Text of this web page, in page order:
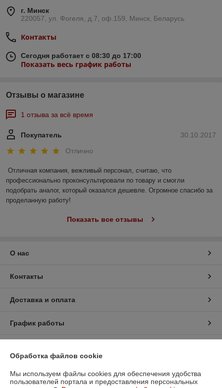
г. Минск
220057, ул. Фогеля, д.7, оф.159, Минск, Беларусь
Контакты
Сегодня работает с 08:30 до 17:00
Показать весь график работы
Отзывы о магазине
1 отзыва за всё время
30.10.2017
Покупатель
Отлично
Отличная компания, вежливый персонал, считаю, что
профессионально проконсультировали по товару и смогли
подобрать аналог, который оказался дешевле. Огромное спасибо за
проделанную работу!
Показать все отзывы
О нас
Контакты
Доставка и оплата
График работы
Политика обработки cookies
Обработка файлов cookie
Мы используем файлы cookies для обеспечения удобства
пользователей портала и предоставления персональных